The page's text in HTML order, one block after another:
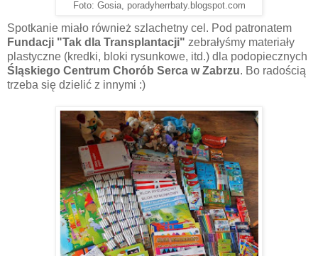
Foto: Gosia, poradyherrbaty.blogspot.com
Spotkanie miało również szlachetny cel. Pod patronatem
Fundacji "Tak dla Transplantacji" zebrałyśmy materiały
plastyczne (kredki, bloki rysunkowe, itd.) dla podopiecznych
Śląskiego Centrum Chorób Serca w Zabrzu. Bo radością
trzeba się dzielić z innymi :)